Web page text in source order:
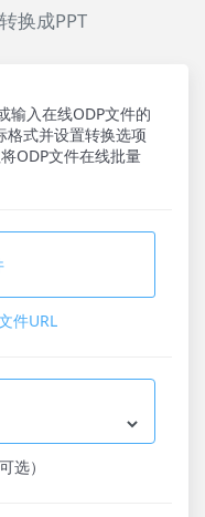
换成PPT
输入在线ODP文件的
格式并设置转换选项
ODP文件在线批量
件URL
可选）